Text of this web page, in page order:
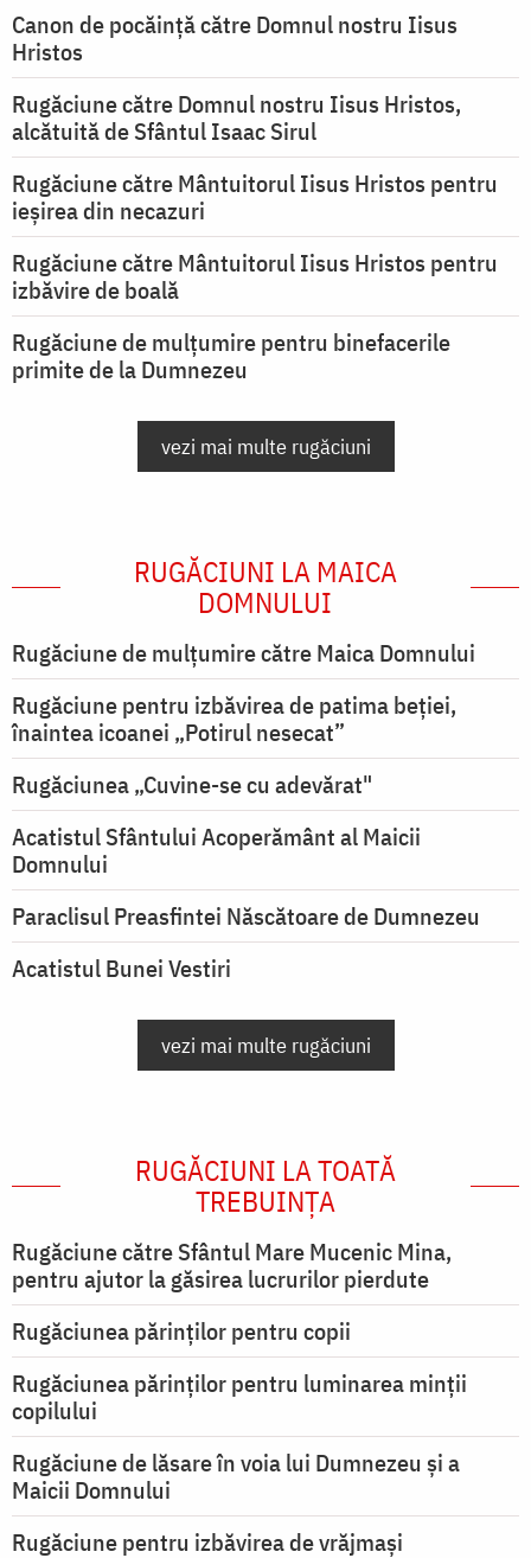
Canon de pocăință către Domnul nostru Iisus
Hristos
Rugăciune către Domnul nostru Iisus Hristos,
alcătuită de Sfântul Isaac Sirul
Rugăciune către Mântuitorul Iisus Hristos pentru
ieşirea din necazuri
Rugăciune către Mântuitorul Iisus Hristos pentru
izbăvire de boală
Rugăciune de mulțumire pentru binefacerile
primite de la Dumnezeu
vezi mai multe rugăciuni
RUGĂCIUNI LA MAICA
DOMNULUI
Rugăciune de mulţumire către Maica Domnului
Rugăciune pentru izbăvirea de patima beției,
înaintea icoanei „Potirul nesecat”
Rugăciunea „Cuvine-se cu adevărat"
Acatistul Sfântului Acoperământ al Maicii
Domnului
Paraclisul Preasfintei Născătoare de Dumnezeu
Acatistul Bunei Vestiri
vezi mai multe rugăciuni
RUGĂCIUNI LA TOATĂ
TREBUINȚA
Rugăciune către Sfântul Mare Mucenic Mina,
pentru ajutor la găsirea lucrurilor pierdute
Rugăciunea părinților pentru copii
Rugăciunea părinților pentru luminarea minţii
copilului
Rugăciune de lăsare în voia lui Dumnezeu şi a
Maicii Domnului
Rugăciune pentru izbăvirea de vrăjmași